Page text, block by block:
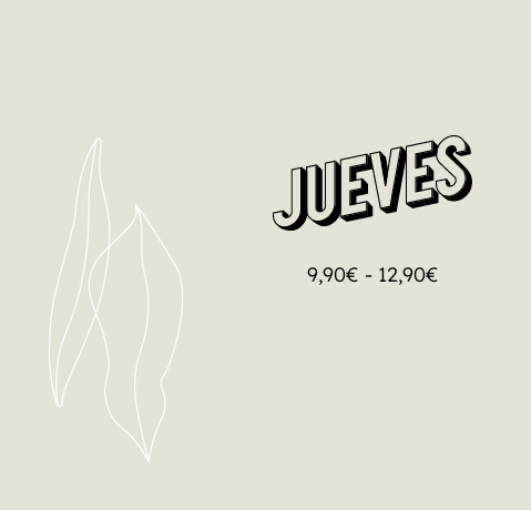
9,90€ - 12,90€
CERRADOS POR VACACIONES 🏖️
NOS VEMOS EL 31 DE AGOSTO